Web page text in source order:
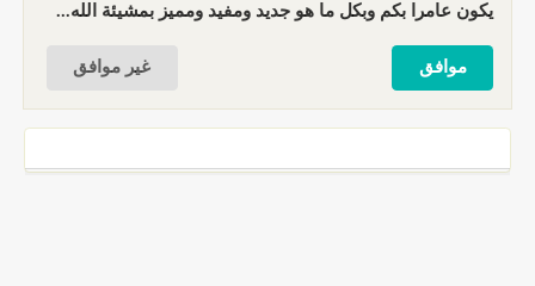
يكون عامرا بكم وبكل ما هو جديد ومفيد ومميز بمشيئة الله...